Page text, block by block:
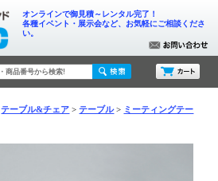
オンラインで御見積～レンタル完了！
各種イベント・展示会など、お気軽にご相談くださ
い。
テーブル&チェア テーブル
ミーティングテー